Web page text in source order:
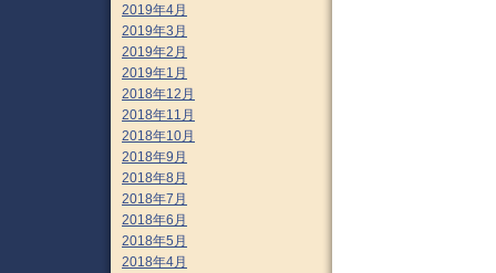
2019年4月
2019年3月
2019年2月
2019年1月
2018年12月
2018年11月
2018年10月
2018年9月
2018年8月
2018年7月
2018年6月
2018年5月
2018年4月